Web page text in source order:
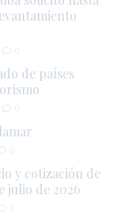
de países
y cotización de
julio de 2026